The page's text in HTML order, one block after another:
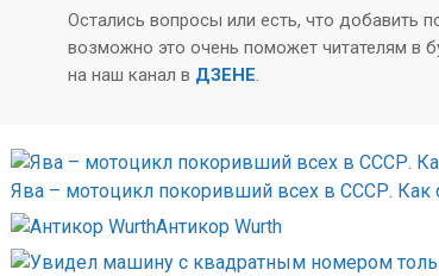
Остались вопросы или есть, что добавить
возможно это очень поможет читателям в
на наш канал в ДЗЕНЕ.
Ява – мотоцикл покоривший всех в СССР. Как
Антикор Wurth